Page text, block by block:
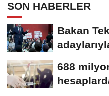
SON HABERLER
Bakan
688